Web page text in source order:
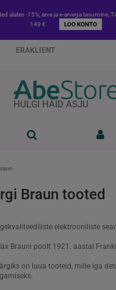
alates -15%, arve ja e-arvega tasumine,
149 €
LOO KONTO
ERAKLIENT
HULGI HÄID ASJU
Braun tooted
elektrooniliste
Brauni poolt 1921. aastal
on luua tooteid, mille iga